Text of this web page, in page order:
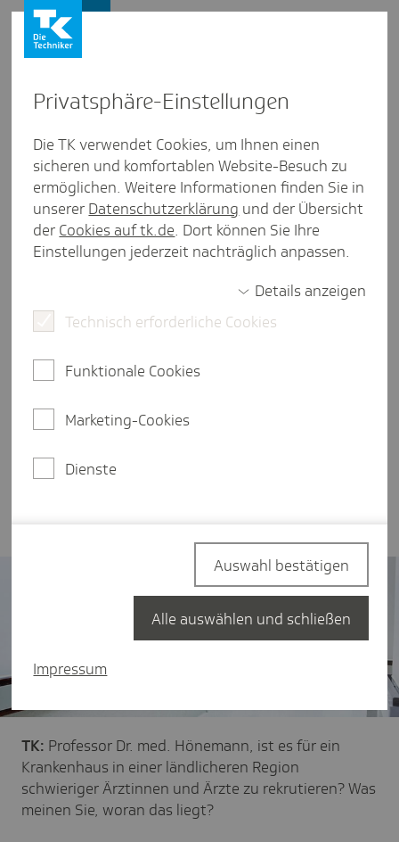
#Gesun­de­Zu­kunft­Nds: Wie
gewinnen wir medi­zi­ni­sches
Personal auf dem Land?
Inter­view aus Nieder­sachsen
Prof. Dr. med. Hönemann ist seit über 20 Jahren
Chefarzt im Marienhospital in Vechta und leitet
dort die Abteilung für Anästhesie und
Intensivmedizin. Im Interview spricht er über
welchen Herausforderungen das Klinikum bei der
3 Minuten Lesezeit
Presse und Politik Krankenhausversorgung
TK: Professor Dr. med. Hönemann, ist es für ein
Krankenhaus in einer ländlicheren Region
schwieriger Ärztinnen und Ärzte zu rekrutieren? Was
meinen Sie, woran das liegt?
Privat­sphäre-Einstel­lungen
Die TK verwendet Cookies, um Ihnen einen
sicheren und komfortablen Website-Besuch zu
ermöglichen. Weitere Informationen finden Sie in
unserer Datenschutzerklärung und der Übersicht
der Cookies auf tk.de. Dort können Sie Ihre
Einstellungen jederzeit nachträglich anpassen.
Details anzeigen
Technisch erforderliche Cookies
Funktionale Cookies
Marketing-Cookies
Dienste
Impressum
Auswahl bestätigen
Alle auswählen und schließen